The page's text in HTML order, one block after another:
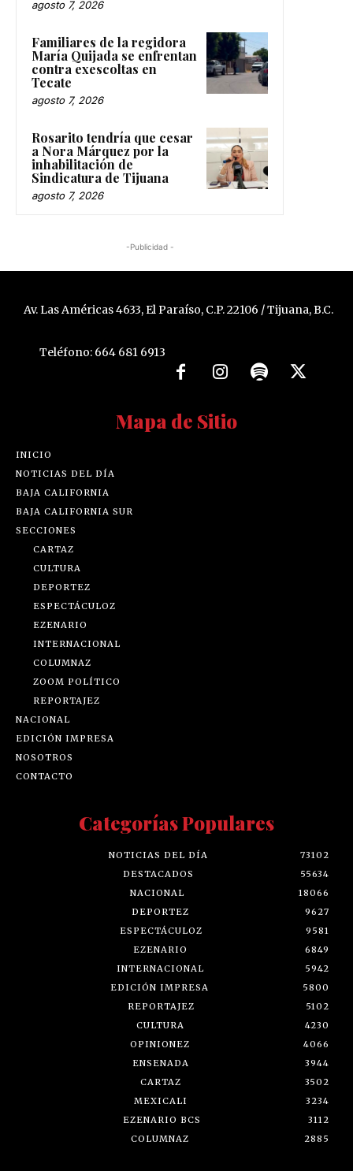
agosto 7, 2026
Familiares de la regidora
María Quijada se enfrentan
contra exescoltas en
Tecate
agosto 7, 2026
Rosarito tendría que cesar
a Nora Márquez por la
inhabilitación de
Sindicatura de Tijuana
agosto 7, 2026
-Publicidad -
Av. Las Américas 4633, El Paraíso, C.P. 22106 / Tijuana, B.C.
Teléfono: 664 681 6913
Mapa de Sitio
INICIO
NOTICIAS DEL DÍA
BAJA CALIFORNIA
BAJA CALIFORNIA SUR
SECCIONES
CARTAZ
CULTURA
DEPORTEZ
ESPECTÁCULOZ
EZENARIO
INTERNACIONAL
COLUMNAZ
ZOOM POLÍTICO
REPORTAJEZ
NACIONAL
EDICIÓN IMPRESA
NOSOTROS
CONTACTO
Categorías Populares
NOTICIAS DEL DÍA
73102
DESTACADOS
55634
NACIONAL
18066
DEPORTEZ
9627
ESPECTÁCULOZ
9581
EZENARIO
6849
INTERNACIONAL
5942
EDICIÓN IMPRESA
5800
REPORTAJEZ
5102
CULTURA
4230
OPINIONEZ
4066
ENSENADA
3944
CARTAZ
3502
MEXICALI
3234
EZENARIO BCS
3112
COLUMNAZ
2885